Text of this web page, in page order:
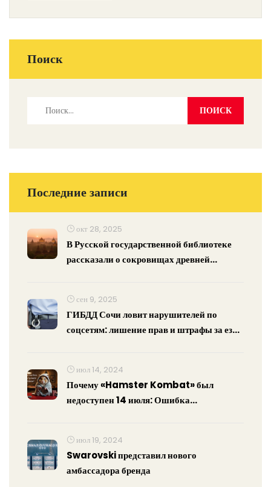
Поиск
Последние записи
окт 28, 2025
В Русской государственной библиотеке
рассказали о сокровищах древней
сен 9, 2025
ГИБДД Сочи ловит нарушителей по
соцсетям: лишение прав и штрафы за езду
июл 14, 2024
Почему «Hamster Kombat» был
недоступен 14 июля: Ошибка
июл 19, 2024
Swarovski представил нового
амбассадора бренда